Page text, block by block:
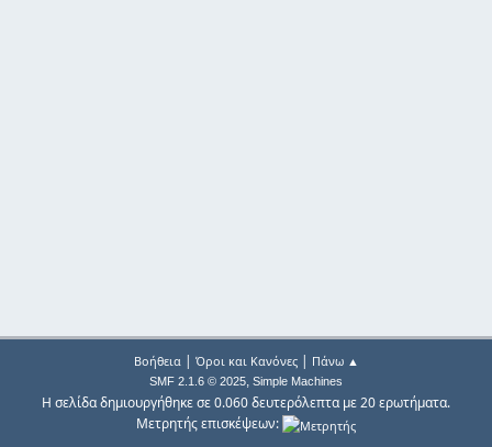
Βοήθεια| Όροι και Κανόνες| Πάνω ▲
SMF 2.1.6 © 2025, Simple Machines
Η σελίδα δημιουργήθηκε σε 0.060 δευτερόλεπτα με 20 ερωτήματα.
Μετρητής επισκέψεων: